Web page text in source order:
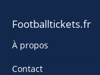
Footballtickets.fr
À propos
Contact